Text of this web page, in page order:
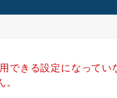
できる設定になって